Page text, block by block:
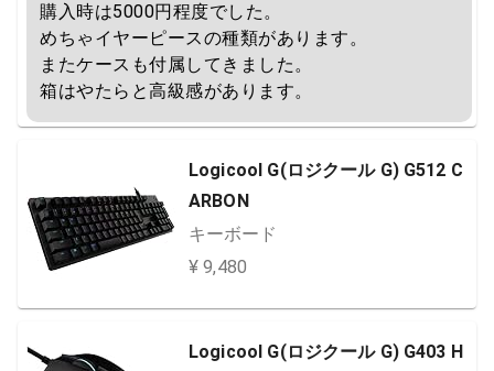
購入時は5000円程度でした。
めちゃイヤーピースの種類があります。
またケースも付属してきました。
箱はやたらと高級感があります。
Logicool G(ロジクール G) G512 C
ARBON
キーボード
¥ 9,480
Logicool G(ロジクール G) G403 H